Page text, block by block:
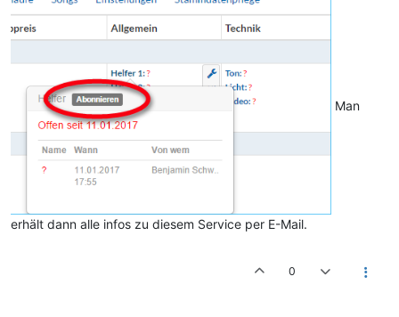
Man
erhält dann alle infos zu diesem Service per E-Mail.
0